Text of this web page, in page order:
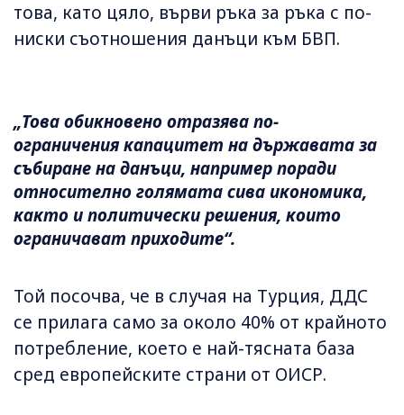
това, като цяло, върви ръка за ръка с по-
ниски съотношения данъци към БВП.
„Това обикновено отразява по-
ограничения капацитет на държавата за
събиране на данъци, например поради
относително голямата сива икономика,
както и политически решения, които
ограничават приходите“.
Той посочва, че в случая на Турция, ДДС
се прилага само за около 40% от крайното
потребление, което е най-тясната база
сред европейските страни от ОИСР.